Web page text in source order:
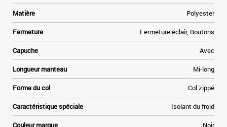
Matière Polyester
Fermeture Fermeture éclair, Boutons
Capuche Avec
Longueur manteau Mi-long
Forme du col Col zippé
Caractéristique spéciale Isolant du froid
Couleur marque Noir